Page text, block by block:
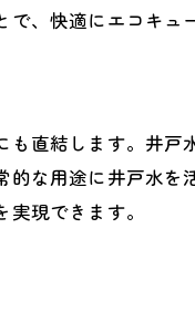
、快適にエコキュ
直結します。井
な用途に井戸水を
現できます。